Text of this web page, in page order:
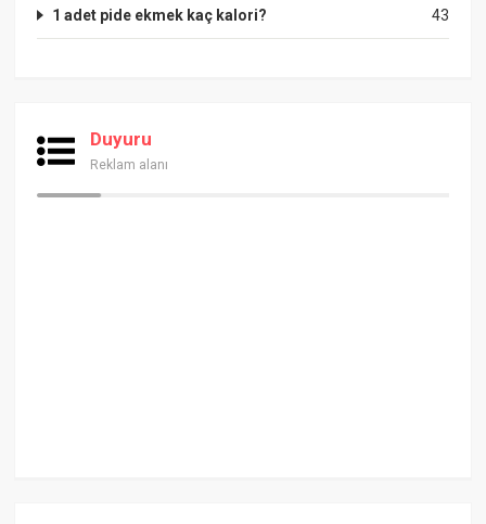
43
1 adet pide ekmek kaç kalori?
Duyuru
Reklam alanı